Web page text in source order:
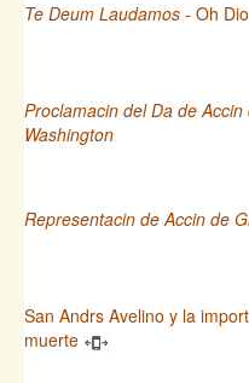
Te Deum Laudamos - Oh
Proclamacin del Da de
Washington
Representacin de Accin de
San Andrs Avelino y la
muerte